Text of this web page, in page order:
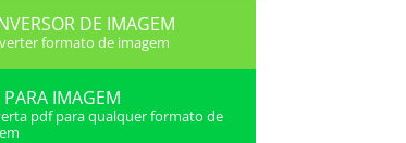
DE IMAGEM
formato de imagem
PARA IMAGEM
pdf para qualquer formato de